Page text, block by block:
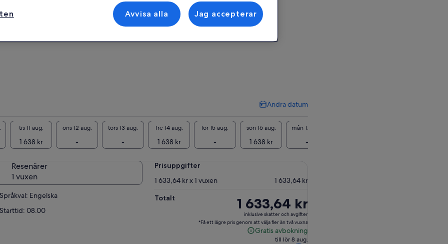
Njut av traditionella bulgariska rätter i Bansko
skidort
Koppla av med en bekväm transfer tur och
Mötesplats/plats för inlösen
Sofia
Ändra datum
Ändra
tis 11 aug.
1 638 kr
ons 12 aug.
-
tors 13 aug.
-
fre 14 aug.
1 638 kr
lör 15 aug.
-
sön 16 aug.
1 638 kr
mån 17 aug.
-
Resenärer
1 vuxen
Språkval: Engelska
Starttid: 08.00
Prisuppgifter
1 633,64 kr x 1 vuxen
1 633,64 kr
Totalt
Priset
är
1 633,64 kr
1 633,64 kr
inklusive skatter och avgifter
*Få ett lägre pris genom att välja fler än två vuxna
Gratis avbokning
Gratis
till lör 8 aug.
Avvisa alla Jag accepterar